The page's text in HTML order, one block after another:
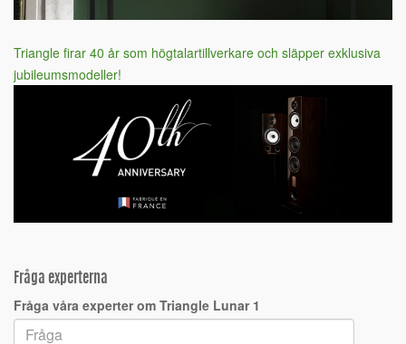
Triangle firar 40 år som högtalartillverkare och släpper exklusiva
jubileumsmodeller!
Fråga experterna
Fråga våra experter om Triangle Lunar 1